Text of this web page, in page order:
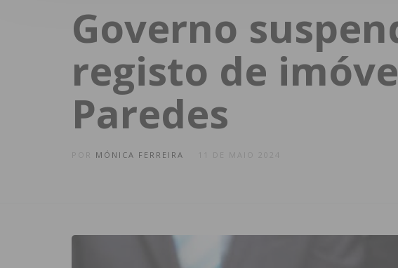
Governo
registo de
Paredes
MÓNICA FERREIRA 11 DE MAIO 2024